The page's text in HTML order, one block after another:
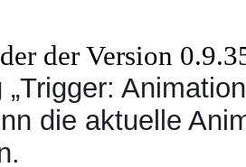
der Version
die aktuelle